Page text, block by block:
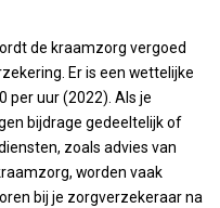
de kraamzorg vergoed
Er is een wettelijke
per uur (2022). Als je
bijdrage gedeeltelijk of
zoals advies van
worden vaak
bij je zorgverzekeraar na